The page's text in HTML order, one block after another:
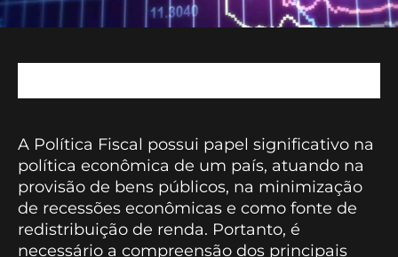
A Política Fiscal possui papel significativo na
política econômica de um país, atuando na
provisão de bens públicos, na minimização
de recessões econômicas e como fonte de
redistribuição de renda. Portanto, é
necessário a compreensão dos principais